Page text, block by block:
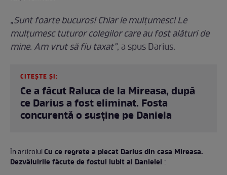
„Sunt foarte bucuros! Chiar le mulțumesc! Le
mulțumesc tuturor colegilor care au fost alături de
mine. Am vrut să fiu taxat”, a spus Darius.
CITEȘTE ȘI:
Ce a făcut Raluca de la Mireasa, după
ce Darius a fost eliminat. Fosta
concurentă o susține pe Daniela
În articolulCu ce regrete a plecat Darius din casa Mireasa.
Dezvăluirile făcute de fostul iubit al Danielei :